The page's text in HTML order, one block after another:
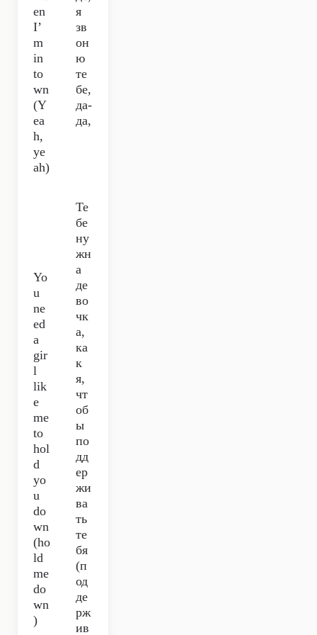
en
I’
m
in
to
wn
(Y
ea
h,
ye
ah)
я
зв
он
ю
те
бе,
да-
да,
Yo
u
ne
ed
a
gir
l
lik
e
me
to
hol
d
yo
u
do
wn
(ho
ld
me
do
wn
)
Те
бе
ну
жн
а
де
во
чк
а,
ка
к
я,
чт
об
ы
по
дд
ер
жи
ва
ть
те
бя
(п
од
де
рж
ив